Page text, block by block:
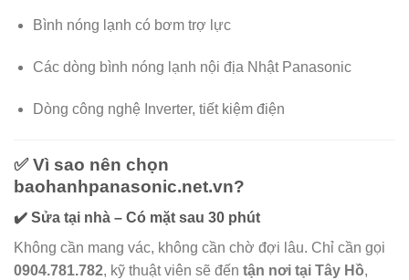
Bình nóng lạnh có bơm trợ lực
Các dòng bình nóng lạnh nội địa Nhật Panasonic
Dòng công nghệ Inverter, tiết kiệm điện
✅ Vì sao nên chọn
baohanhpanasonic.net.vn?
✔️ Sửa tại nhà – Có mặt sau 30 phút
Không cần mang vác, không cần chờ đợi lâu. Chỉ cần gọi
0904.781.782, kỹ thuật viên sẽ đến tận nơi tại Tây Hồ,